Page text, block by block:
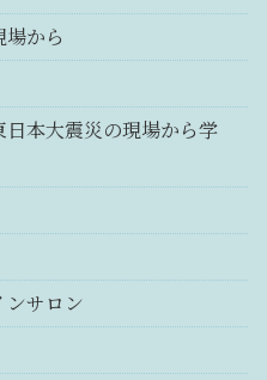
から
本大震災の現場から学
ンサロン